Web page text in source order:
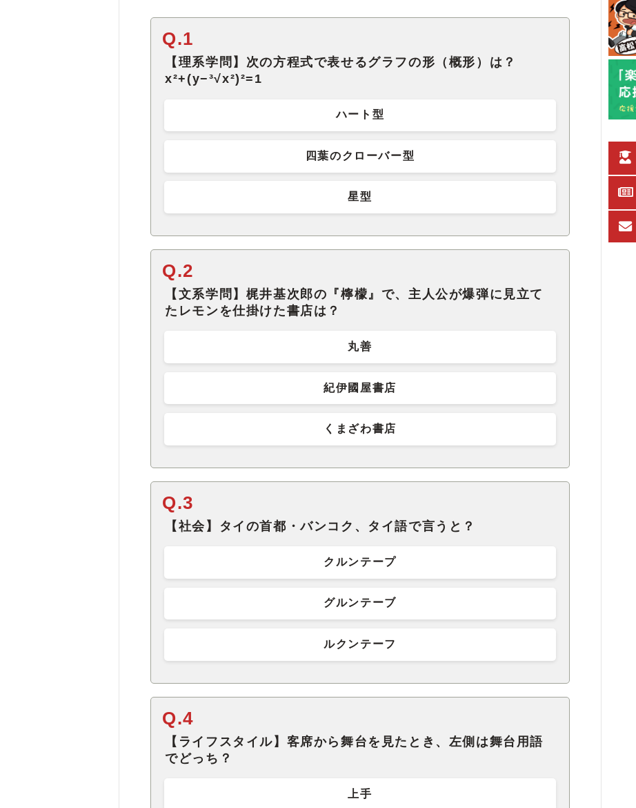
Q.1
【理系学問】次の方程式で表せるグラフの形（概形）は？
x²+(y−³√x²)²=1
ハート型
四葉のクローバー型
星型
Q.2
【文系学問】梶井基次郎の『檸檬』で、主人公が爆弾に見立て
たレモンを仕掛けた書店は？
丸善
紀伊國屋書店
くまざわ書店
Q.3
【社会】タイの首都・バンコク、タイ語で言うと？
クルンテープ
グルンテーブ
ルクンテーフ
Q.4
【ライフスタイル】客席から舞台を見たとき、左側は舞台用語
でどっち？
上手